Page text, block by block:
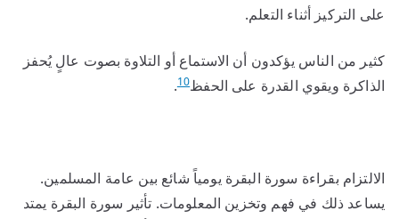
على التركيز أثناء التعلم.
كثير من الناس يؤكدون أن الاستماع أو التلاوة بصوت عالٍ يُحفز
الذاكرة ويقوي القدرة على الحفظ10
.
الالتزام بقراءة سورة البقرة يومياً شائع بين عامة المسلمين.
يساعد ذلك في فهم وتخزين المعلومات. تأثير سورة البقرة يمتد